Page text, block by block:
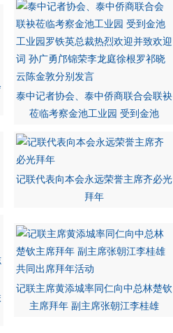
泰中记者协会、泰中侨商联合会联袂
莅临考察金池工业园 受到金池
记联代表向本会永远荣誉主席齐必光
拜年
记联主席黄添城率同仁向中总林楚钦
主席拜年 副主席张朝江李桂雄